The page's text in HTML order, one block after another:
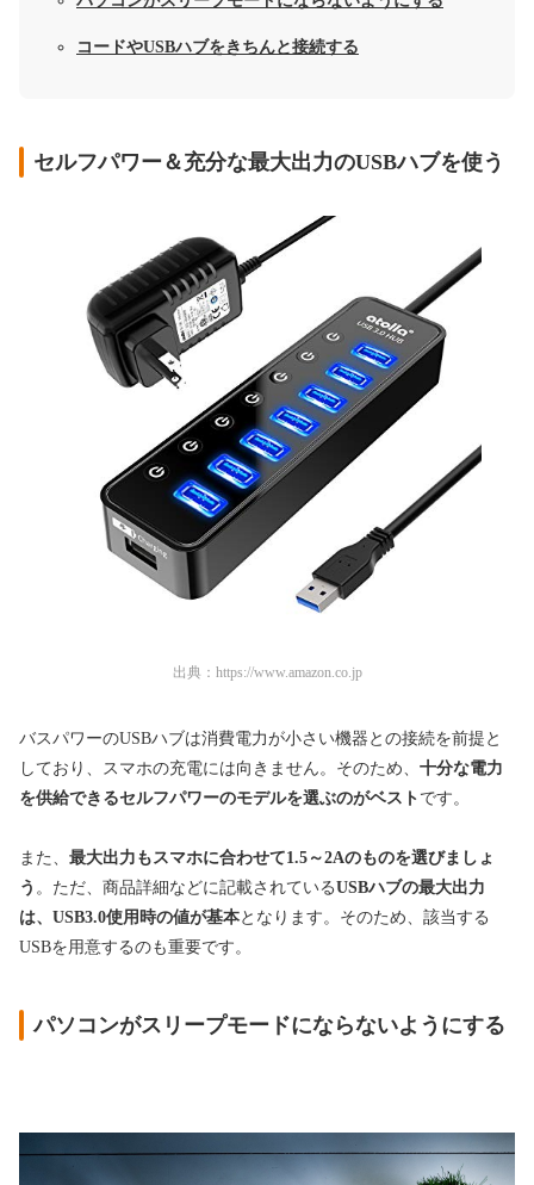
コードやUSBハブをきちんと接続する
セルフパワー＆充分な最大出力のUSBハブを使う
出典： https://www.amazon.co.jp
バスパワーのUSBハブは消費電力が小さい機器との接続を前提と
しており、スマホの充電には向きません。そのため、 十分な電力
を供給できるセルフパワーのモデルを選ぶのがベスト です。
また、 最大出力もスマホに合わせて1.5～2Aのものを選びましょ
う 。ただ、商品詳細などに記載されているUSBハブの最大出力
は、 USB3.0使用時の値が基本となります。そのため、該当する
USBを用意するのも重要です。
パソコンがスリープモードにならないようにする